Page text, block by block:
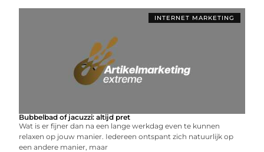
INTERNET MARKETING
Bubbelbad of jacuzzi: altijd pret
Wat is er fijner dan na een lange werkdag even te kunnen
relaxen op jouw manier. Iedereen ontspant zich natuurlijk op
een andere manier, maar